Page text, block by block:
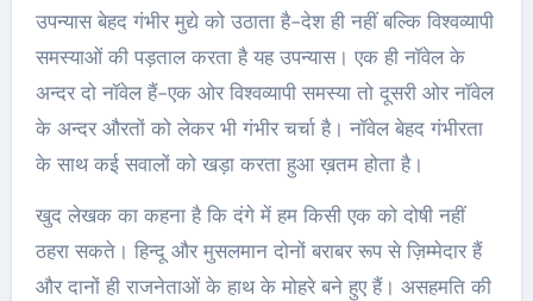
उपन्यास बेहद गंभीर मुद्ये को उठाता है-देश ही नहीं बल्कि विश्वव्यापी
समस्याओं की पड़ताल करता है यह उपन्यास। एक ही नॉवेल के
अन्दर दो नॉवेल हैं-एक ओर विश्वव्यापी समस्या तो दूसरी ओर नॉवेल
के अन्दर औरतों को लेकर भी गंभीर चर्चा है। नॉवेल बेहद गंभीरता
के साथ कई सवालों को खड़ा करता हुआ ख़तम होता है।
खुद लेखक का कहना है कि दंगे में हम किसी एक को दोषी नहीं
ठहरा सकते। हिन्दू और मुसलमान दोनों बराबर रूप से ज़िम्मेदार हैं
और दानों ही राजनेताओं के हाथ के मोहरे बने हुए हैं। असहमति की